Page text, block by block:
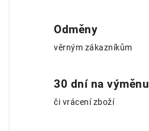
Odměny
věrným zákazníkům
30 dní na výměnu
či vrácení zboží